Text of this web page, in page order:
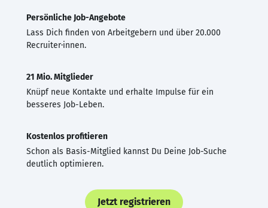
Persönliche Job-Angebote
Lass Dich finden von Arbeitgebern und über 20.000
Recruiter·innen.
21 Mio. Mitglieder
Knüpf neue Kontakte und erhalte Impulse für ein
besseres Job-Leben.
Kostenlos profitieren
Schon als Basis-Mitglied kannst Du Deine Job-Suche
deutlich optimieren.
Jetzt registrieren